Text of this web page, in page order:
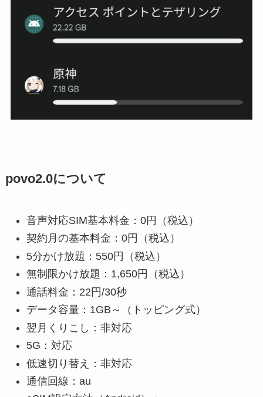
povo2.0について
音声対応SIM基本料金：0円（税込）
契約月の基本料金：0円（税込）
5分かけ放題：550円（税込）
無制限かけ放題：1,650円（税込）
通話料金：22円/30秒
データ容量：1GB～（トッピング式）
翌月くりこし：非対応
5G：対応
低速切り替え：非対応
通信回線：au